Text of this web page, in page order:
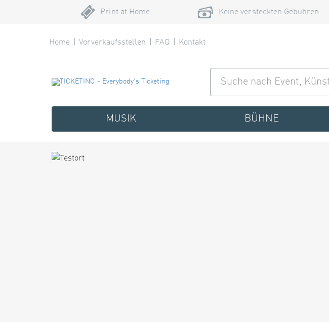
Print at Home Keine versteckten Gebühren
Home Vorverkaufsstellen FAQ Kontakt
MUSIK BÜHNE